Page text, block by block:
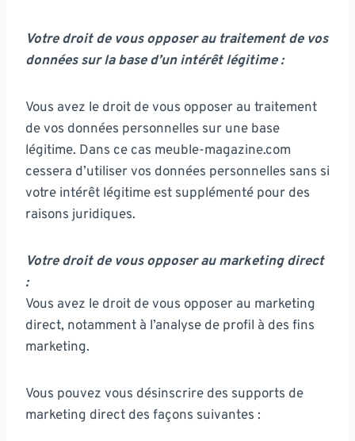
Votre droit de vous opposer au traitement de vos
données sur la base d’un intérêt légitime :
Vous avez le droit de vous opposer au traitement
de vos données personnelles sur une base
légitime. Dans ce cas meuble-magazine.com
cessera d’utiliser vos données personnelles sans si
votre intérêt légitime est supplémenté pour des
raisons juridiques.
Votre droit de vous opposer au marketing direct
:
Vous avez le droit de vous opposer au marketing
direct, notamment à l’analyse de profil à des fins
marketing.
Vous pouvez vous désinscrire des supports de
marketing direct des façons suivantes :